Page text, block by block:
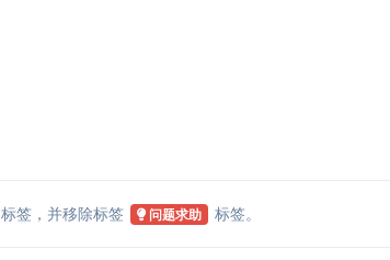
标签，并移除标签 问题求助 标签。